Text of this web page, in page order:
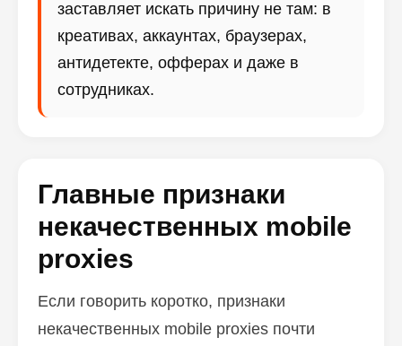
заставляет искать причину не там: в
креативах, аккаунтах, браузерах,
антидетекте, офферах и даже в
сотрудниках.
Главные признаки
некачественных mobile
proxies
Если говорить коротко, признаки
некачественных mobile proxies почти